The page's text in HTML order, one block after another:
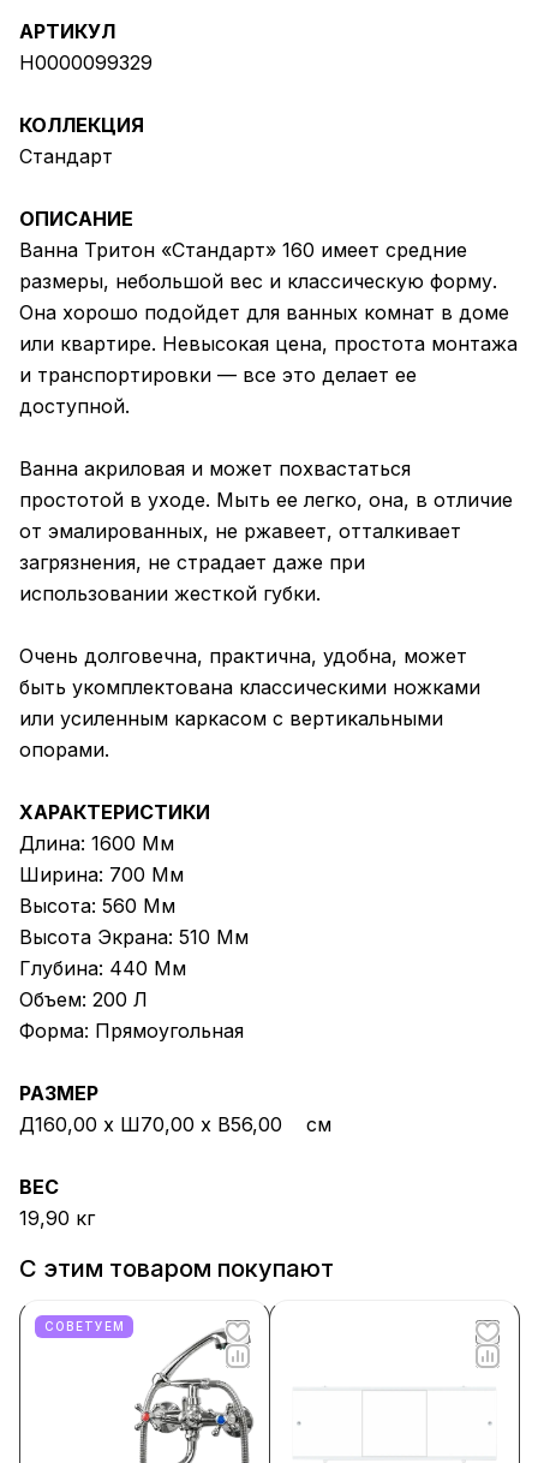
АРТИКУЛ
Н0000099329
КОЛЛЕКЦИЯ
Стандарт
ОПИСАНИЕ
Ванна Тритон «Стандарт» 160 имеет средние
размеры, небольшой вес и классическую форму.
Она хорошо подойдет для ванных комнат в доме
или квартире. Невысокая цена, простота монтажа
и транспортировки — все это делает ее
доступной.
Ванна акриловая и может похвастаться
простотой в уходе. Мыть ее легко, она, в отличие
от эмалированных, не ржавеет, отталкивает
загрязнения, не страдает даже при
использовании жесткой губки.
Очень долговечна, практична, удобна, может
быть укомплектована классическими ножками
или усиленным каркасом с вертикальными
опорами.
ХАРАКТЕРИСТИКИ
Длина: 1600 Мм
Ширина: 700 Мм
Высота: 560 Мм
Высота Экрана: 510 Мм
Глубина: 440 Мм
Объем: 200 Л
Форма: Прямоугольная
РАЗМЕР
Д160,00 х Ш70,00 х В56,00 см
ВЕС
19,90 кг
С этим товаром покупают
СОВЕТУЕМ